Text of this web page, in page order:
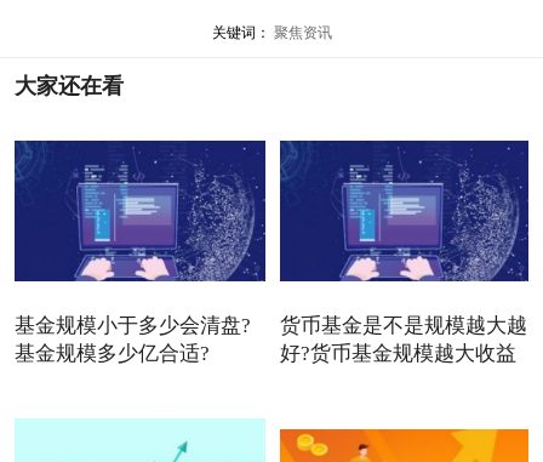
关键词： 聚焦资讯
大家还在看
基金规模小于多少会清盘?
基金规模多少亿合适?
货币基金是不是规模越大越
好?货币基金规模越大收益